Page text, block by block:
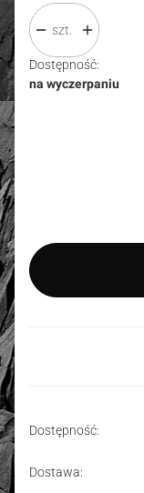
szt.
Dostępność:
na wyczerpaniu
Dostępność:
Dostawa: